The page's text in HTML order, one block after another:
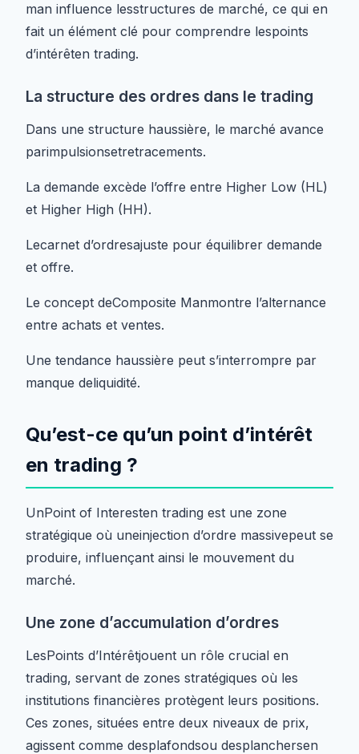
man influence lesstructures de marché, ce qui en
fait un élément clé pour comprendre lespoints
d’intérêten trading.
La structure des ordres dans le trading
Dans une structure haussière, le marché avance
parimpulsionsetretracements.
La demande excède l’offre entre Higher Low (HL)
et Higher High (HH).
Lecarnet d’ordresajuste pour équilibrer demande
et offre.
Le concept deComposite Manmontre l’alternance
entre achats et ventes.
Une tendance haussière peut s’interrompre par
manque deliquidité.
Qu’est-ce qu’un point d’intérêt
en trading ?
UnPoint of Interesten trading est une zone
stratégique où uneinjection d’ordre massivepeut se
produire, influençant ainsi le mouvement du
marché.
Une zone d’accumulation d’ordres
LesPoints d’Intérêtjouent un rôle crucial en
trading, servant de zones stratégiques où les
institutions financières protègent leurs positions.
Ces zones, situées entre deux niveaux de prix,
agissent comme desplafondsou desplanchersen